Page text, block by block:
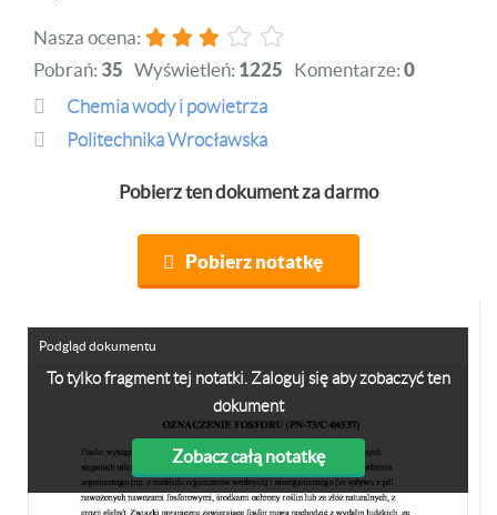
Nasza ocena:
Pobrań: 35 Wyświetleń: 1225 Komentarze: 0
chemia wody i powietrza
Politechnika Wrocławska
Pobierz ten dokument za darmo
Pobierz notatkę
To tylko fragment tej notatki. Zaloguj się aby zobaczyć ten
dokument
Zobacz całą notatkę
Podgląd dokumentu